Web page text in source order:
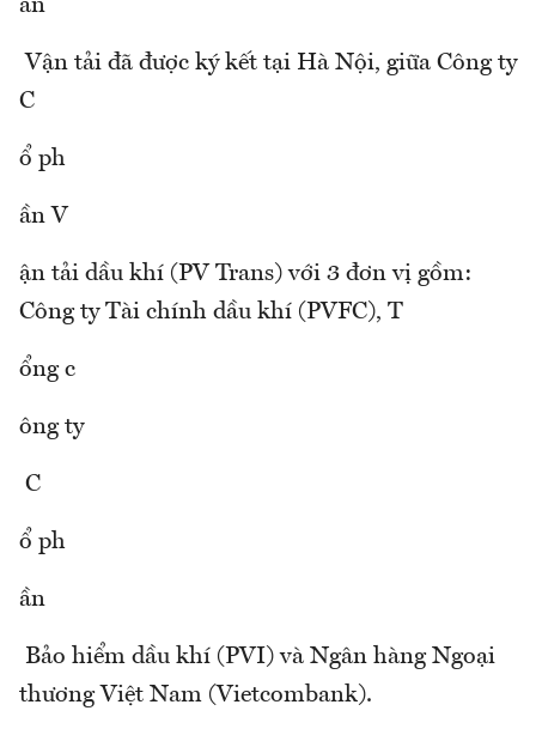
ần
Vận tải đã được ký kết tại Hà Nội, giữa Công ty
C
ổ ph
ần V
ận tải dầu khí (PV Trans) với 3 đơn vị gồm:
Công ty Tài chính dầu khí (PVFC), T
ổng c
ông ty
C
ổ ph
ần
Bảo hiểm dầu khí (PVI) và Ngân hàng Ngoại
thương Việt Nam (Vietcombank).